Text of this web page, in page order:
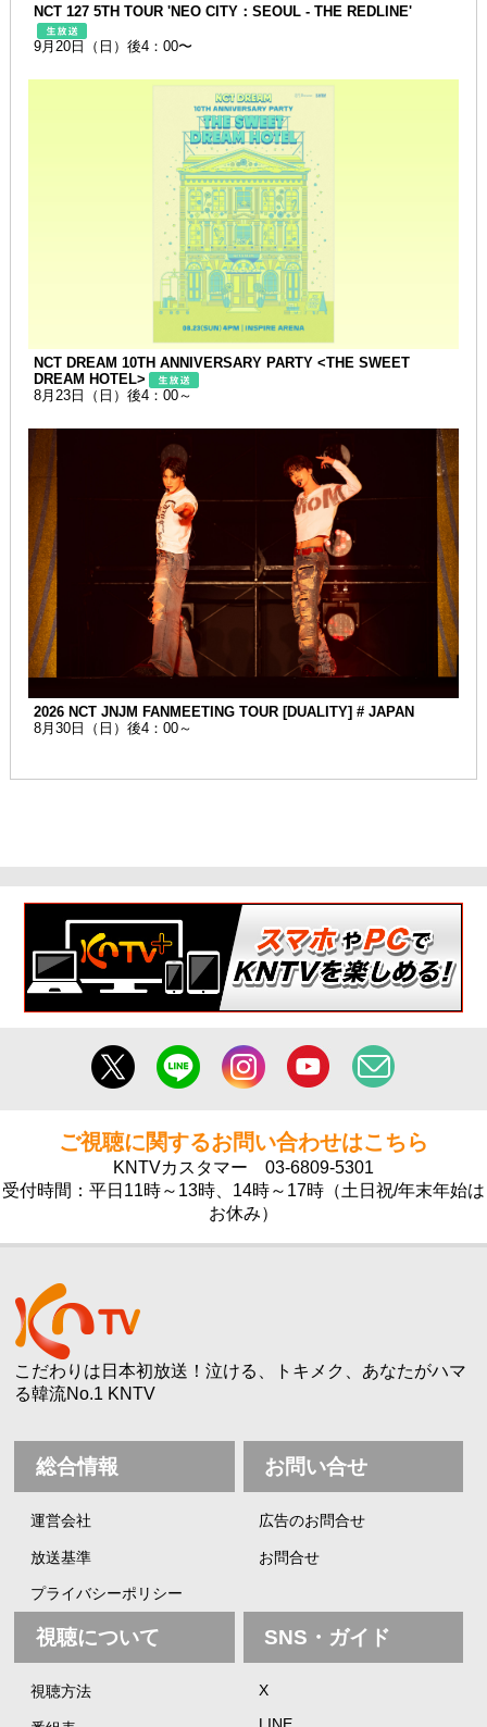
NCT 127 5TH TOUR 'NEO CITY：SEOUL - THE REDLINE'
9月20日（日）後4：00〜
NCT DREAM 10TH ANNIVERSARY PARTY <THE SWEET
DREAM HOTEL>
8月23日（日）後4：00～
2026 NCT JNJM FANMEETING TOUR [DUALITY] # JAPAN
8月30日（日）後4：00～
ご視聴に関するお問い合わせはこちら
KNTVカスタマー 03-6809-5301
受付時間：平日11時～13時、14時～17時（土日祝/年末年始は
お休み）
こだわりは日本初放送！泣ける、トキメク、あなたがハマ
る韓流No.1 KNTV
総合情報
運営会社
放送基準
プライバシーポリシー
お問い合せ
広告のお問合せ
お問合せ
視聴について
視聴方法
SNS・ガイド
X
LINE